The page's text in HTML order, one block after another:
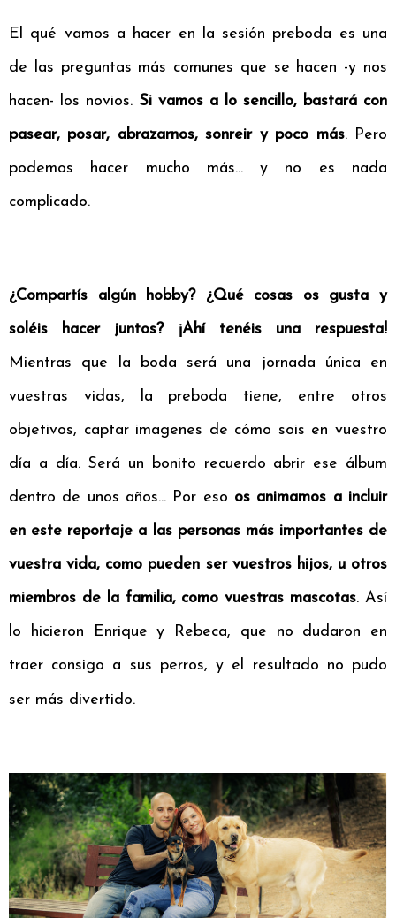
El qué vamos a hacer en la sesión preboda es una
de las preguntas más comunes que se hacen -y nos
hacen- los novios. Si vamos a lo sencillo, bastará con
pasear, posar, abrazarnos, sonreir y poco más. Pero
podemos hacer mucho más... y no es nada
complicado.
¿Compartís algún hobby? ¿Qué cosas os gusta y
soléis hacer juntos? ¡Ahí tenéis una respuesta!
Mientras que la boda será una jornada única en
vuestras vidas, la preboda tiene, entre otros
objetivos, captar imagenes de cómo sois en vuestro
día a día. Será un bonito recuerdo abrir ese álbum
dentro de unos años... Por eso os animamos a incluir
en este reportaje a las personas más importantes de
vuestra vida, como pueden ser vuestros hijos, u otros
miembros de la familia, como vuestras mascotas. Así
lo hicieron Enrique y Rebeca, que no dudaron en
traer consigo a sus perros, y el resultado no pudo
ser más divertido.